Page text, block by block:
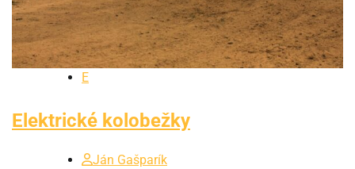
E
Elektrické kolobežky
Ján Gašparík